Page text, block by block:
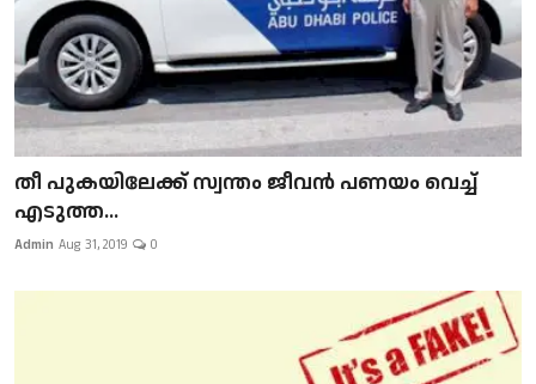
​​​​​​​തീ പുകയിലേക്ക് സ്വന്തം ജീവന്‍ പണയം വെച്ച്
എടുത്ത...
Admin Aug 31, 2019 0